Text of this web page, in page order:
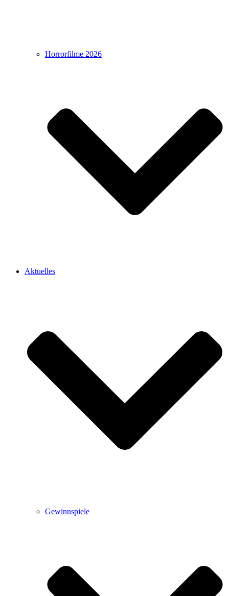
Horrorfilme 2026
Aktuelles
Gewinnspiele